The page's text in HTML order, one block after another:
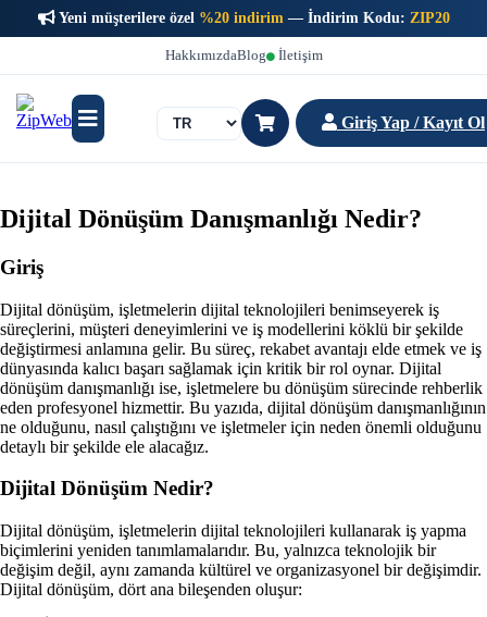
Yeni müşterilere özel %20 indirim— İndirim Kodu: ZIP20
HakkımızdaBlog İletişim
Giriş Yap / Kayıt Ol
Dijital Dönüşüm Danışmanlığı Nedir?
Giriş
Dijital dönüşüm, işletmelerin dijital teknolojileri benimseyerek iş
süreçlerini, müşteri deneyimlerini ve iş modellerini köklü bir şekilde
değiştirmesi anlamına gelir. Bu süreç, rekabet avantajı elde etmek ve iş
dünyasında kalıcı başarı sağlamak için kritik bir rol oynar. Dijital
dönüşüm danışmanlığı ise, işletmelere bu dönüşüm sürecinde rehberlik
eden profesyonel hizmettir. Bu yazıda, dijital dönüşüm danışmanlığının
ne olduğunu, nasıl çalıştığını ve işletmeler için neden önemli olduğunu
detaylı bir şekilde ele alacağız.
Dijital Dönüşüm Nedir?
Dijital dönüşüm, işletmelerin dijital teknolojileri kullanarak iş yapma
biçimlerini yeniden tanımlamalarıdır. Bu, yalnızca teknolojik bir
değişim değil, aynı zamanda kültürel ve organizasyonel bir değişimdir.
Dijital dönüşüm, dört ana bileşenden oluşur: